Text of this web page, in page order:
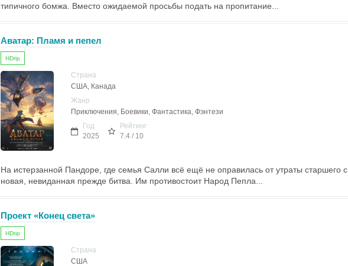
типичного бомжа. Вместо ожидаемой просьбы подать на пропитание...
Аватар: Пламя и пепел
HDrip
Страна
США, Канада
Жанр
Приключения, Боевики, Фантастика, Фэнтези
Год
2025
Рейтинг
7.4 / 10
На истерзанной Пандоре, где семья Салли всё ещё не оправилась от утраты старшего
новая, невиданная прежде битва. Им противостоит Народ Пепла...
Проект «Конец света»
HDrip
Страна
США